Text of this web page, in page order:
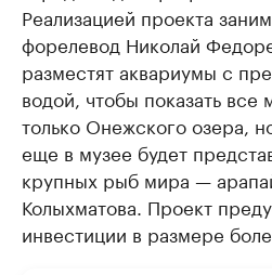
Реализацией проекта
форелевод Николай
разместят аквариумы с
водой, чтобы показать все
только Онежского озера,
еще в музее будет
крупных рыб мира —
Колыхматова. Проект
инвестиции в размере